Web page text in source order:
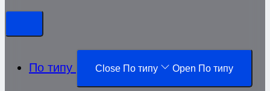
По типу Close По типу Open По типу